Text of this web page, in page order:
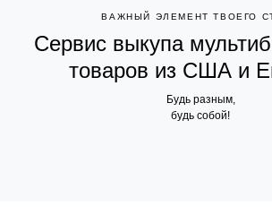
ВАЖНЫЙ ЭЛЕМЕНТ ТВОЕГО
Сервис выкупа
товаров из США и
Будь разным,
будь собой!